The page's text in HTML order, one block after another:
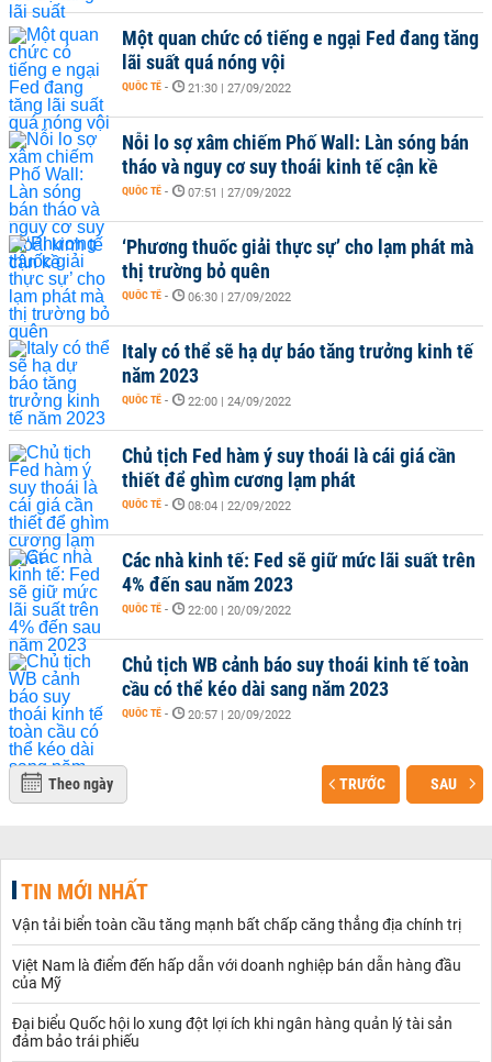
Một quan chức có tiếng e ngại Fed đang tăng
lãi suất quá nóng vội
QUỐC TẾ - 21:30 | 27/09/2022
Nỗi lo sợ xâm chiếm Phố Wall: Làn sóng bán
tháo và nguy cơ suy thoái kinh tế cận kề
QUỐC TẾ - 07:51 | 27/09/2022
‘Phương thuốc giải thực sự’ cho lạm phát mà
thị trường bỏ quên
QUỐC TẾ - 06:30 | 27/09/2022
Italy có thể sẽ hạ dự báo tăng trưởng kinh tế
năm 2023
QUỐC TẾ - 22:00 | 24/09/2022
Chủ tịch Fed hàm ý suy thoái là cái giá cần
thiết để ghìm cương lạm phát
QUỐC TẾ - 08:04 | 22/09/2022
Các nhà kinh tế: Fed sẽ giữ mức lãi suất trên
4% đến sau năm 2023
QUỐC TẾ - 22:00 | 20/09/2022
Chủ tịch WB cảnh báo suy thoái kinh tế toàn
cầu có thể kéo dài sang năm 2023
QUỐC TẾ - 20:57 | 20/09/2022
Theo ngày TRƯỚC SAU
TIN MỚI NHẤT
Vận tải biển toàn cầu tăng mạnh bất chấp căng thẳng địa chính trị
Việt Nam là điểm đến hấp dẫn với doanh nghiệp bán dẫn hàng đầu
của Mỹ
Đại biểu Quốc hội lo xung đột lợi ích khi ngân hàng quản lý tài sản
đảm bảo trái phiếu